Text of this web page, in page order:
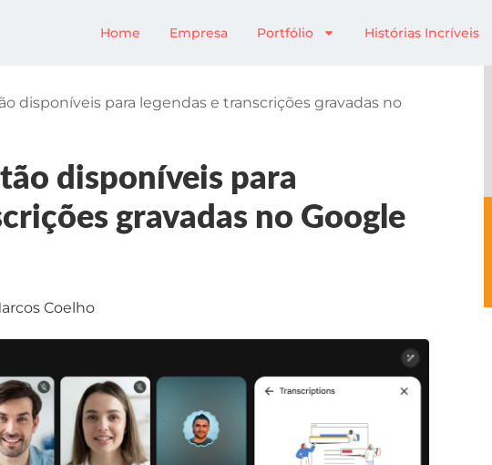
Home Empresa Portfólio Histórias Incríveis
disponíveis para legendas e transcrições gravadas no
disponíveis para
gravadas no Google
Coelho